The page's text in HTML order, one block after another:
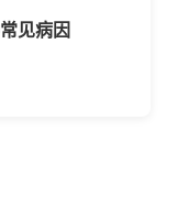
见病因